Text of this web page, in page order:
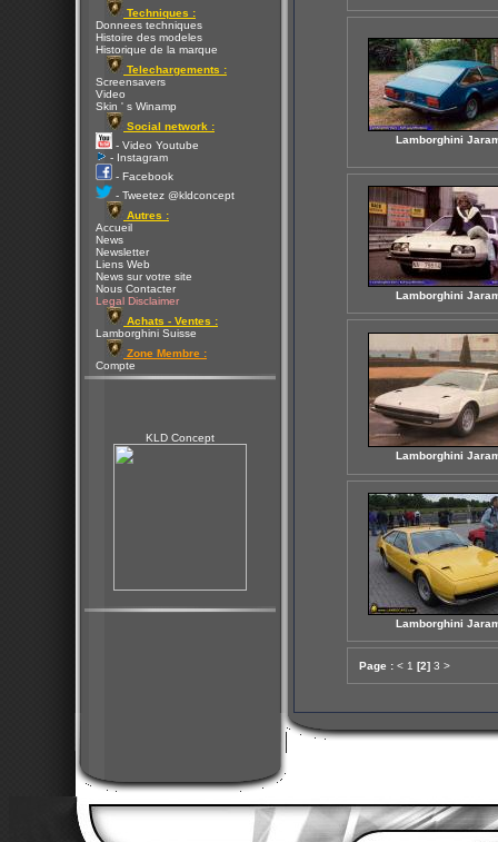
Techniques :
Donnees techniques
Histoire des modeles
Historique de la marque
Telechargements :
Screensavers
Video
Skin ' s Winamp
Social network :
- Video Youtube
- Instagram
- Facebook
- Tweetez @kldconcept
Autres :
Accueil
News
Newsletter
Liens Web
News sur votre site
Nous Contacter
Legal Disclaimer
Achats - Ventes :
Lamborghini Suisse
Zone Membre :
Compte
KLD Concept
Lamborghini
Lamborghini
Lamborghini
Lamborghini
Page : < 1 [2] 3 >